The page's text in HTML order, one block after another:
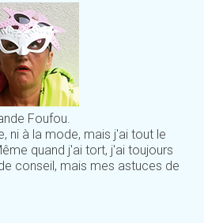
Foufou.
ni à la mode, mais j'ai tout le
quand j'ai tort, j'ai toujours
conseil, mais mes astuces de